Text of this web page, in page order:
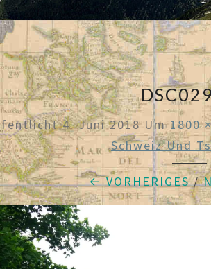
4. Juni 2018Um1800
Schweiz Und
← VORHERIGES/